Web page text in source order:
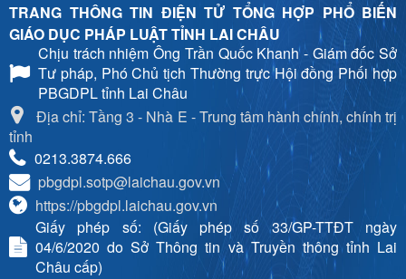
TRANG THÔNG TIN ĐIỆN TỬ TỔNG HỢP PHỔ BIẾN
GIÁO DỤC PHÁP LUẬT TỈNH LAI CHÂU
Chịu trách nhiệmÔng Trần Quốc Khanh - Giám đốc Sở
Tư pháp, Phó Chủ tịch Thường trực Hội đồng Phối hợp
PBGDPL tỉnh Lai Châu
Địa chỉ: Tầng 3 - Nhà E - Trung tâm hành chính, chính trị
tỉnh
0213.3874.666
pbgdpl.sotp@laichau.gov.vn
https://pbgdpl.laichau.gov.vn
Giấy phép số: (Giấy phép số 33/GP-TTĐT ngày
04/6/2020 do Sở Thông tin và Truyền thông tỉnh Lai
Châu cấp)